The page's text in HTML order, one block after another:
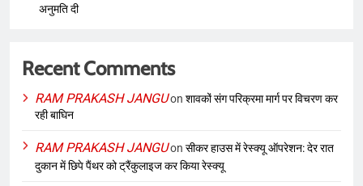
अनुमति दी
Recent Comments
RAM PRAKASH JANGUon शावकों संग परिक्रमा मार्ग पर विचरण कर
रही बाघिन
RAM PRAKASH JANGUon सीकर हाउस में रेस्क्यू ऑपरेशन: देर रात
दुकान में छिपे पैंथर को ट्रैंकुलाइज कर किया रेस्क्यू